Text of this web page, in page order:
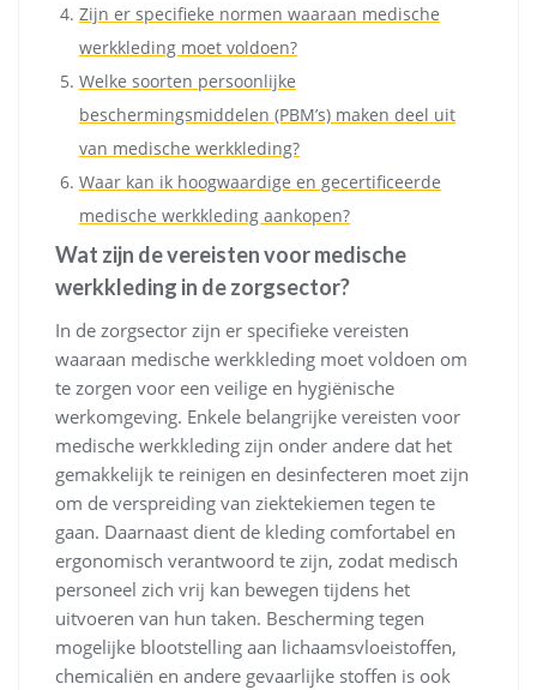
Zijn er specifieke normen waaraan medische
werkkleding moet voldoen?
Welke soorten persoonlijke
beschermingsmiddelen (PBM’s) maken deel uit
van medische werkkleding?
Waar kan ik hoogwaardige en gecertificeerde
medische werkkleding aankopen?
Wat zijn de vereisten voor medische
werkkleding in de zorgsector?
In de zorgsector zijn er specifieke vereisten
waaraan medische werkkleding moet voldoen om
te zorgen voor een veilige en hygiënische
werkomgeving. Enkele belangrijke vereisten voor
medische werkkleding zijn onder andere dat het
gemakkelijk te reinigen en desinfecteren moet zijn
om de verspreiding van ziektekiemen tegen te
gaan. Daarnaast dient de kleding comfortabel en
ergonomisch verantwoord te zijn, zodat medisch
personeel zich vrij kan bewegen tijdens het
uitvoeren van hun taken. Bescherming tegen
mogelijke blootstelling aan lichaamsvloeistoffen,
chemicaliën en andere gevaarlijke stoffen is ook